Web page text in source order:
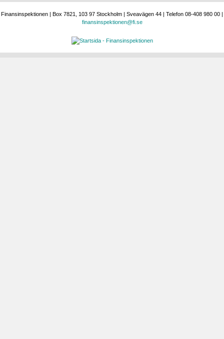
Finansinspektionen | Box 7821, 103 97 Stockholm | Sveavägen 44 | Telefon 08-408 980 00 |
finansinspektionen@fi.se